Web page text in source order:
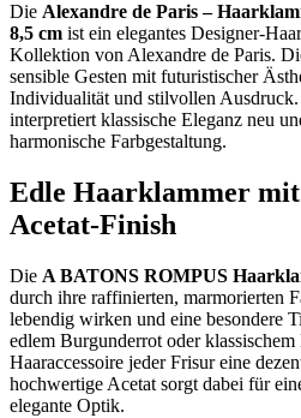
Die Alexandre de Paris –
8,5 cm ist ein elegantes Designer-
Kollektion vonAlexandre de Paris.
sensible Gesten mit futuristischer
Individualität und stilvollen
interpretiert klassische Eleganz neu
harmonische Farbgestaltung.
Edle Haarklammer
Acetat-Finish
Die A BATONS ROMPUS
durch ihre raffinierten, marmorierten
lebendig wirken und eine besondere
edlem Burgunderrot oder
Haaraccessoire jeder Frisur eine
hochwertige Acetat sorgt dabei für
elegante Optik.